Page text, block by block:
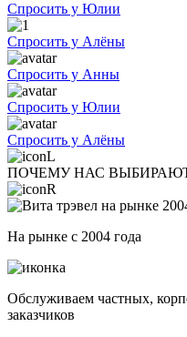
Спросить у Юлии
Спросить у Алёны
Спросить у Анны
Спросить у Юлии
Спросить у Алёны
ПОЧЕМУ НАС
На рынке с 2004 года
Обслуживаем частных,
заказчиков